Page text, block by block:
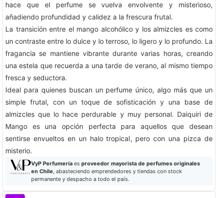
hace que el perfume se vuelva envolvente y misterioso,
añadiendo profundidad y calidez a la frescura frutal.
La transición entre el mango alcohólico y los almizcles es como
un contraste entre lo dulce y lo terroso, lo ligero y lo profundo. La
fragancia se mantiene vibrante durante varias horas, creando
una estela que recuerda a una tarde de verano, al mismo tiempo
fresca y seductora.
Ideal para quienes buscan un perfume único, algo más que un
simple frutal, con un toque de sofisticación y una base de
almizcles que lo hace perdurable y muy personal. Daiquiri de
Mango es una opción perfecta para aquellos que desean
sentirse envueltos en un halo tropical, pero con una pizca de
misterio.
VyP Perfumeríaes proveedor mayorista de perfumes originales
en Chile, abasteciendo emprendedores y tiendas con stock
permanente y despacho a todo el país.